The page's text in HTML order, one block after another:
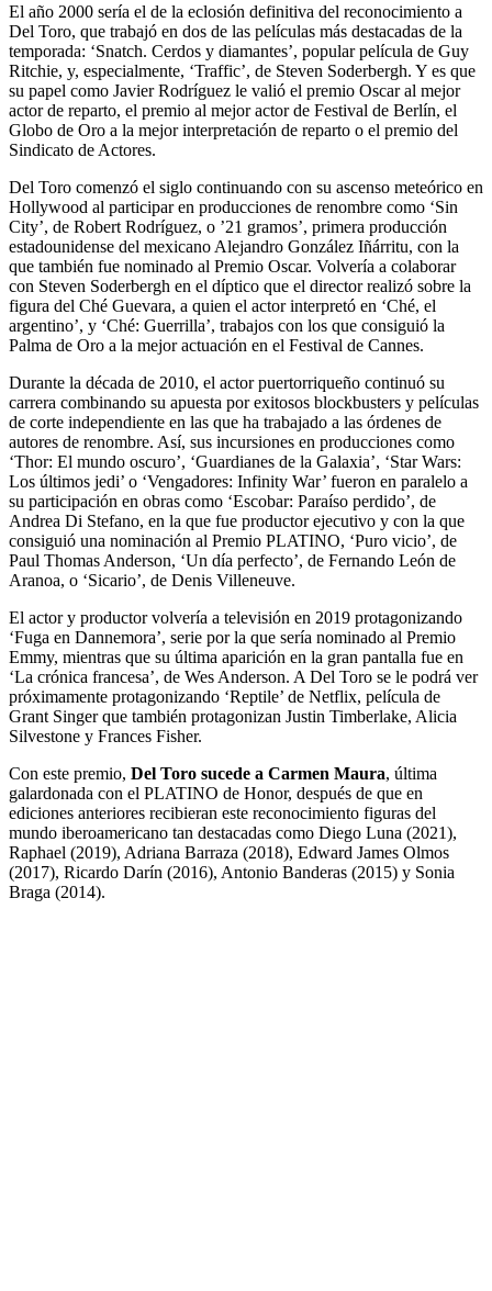
El año 2000 sería el de la eclosión definitiva del reconocimiento a
Del Toro, que trabajó en dos de las películas más destacadas de la
temporada: ‘Snatch. Cerdos y diamantes’, popular película de Guy
Ritchie, y, especialmente, ‘Traffic’, de Steven Soderbergh. Y es que
su papel como Javier Rodríguez le valió el premio Oscar al mejor
actor de reparto, el premio al mejor actor de Festival de Berlín, el
Globo de Oro a la mejor interpretación de reparto o el premio del
Sindicato de Actores.
Del Toro comenzó el siglo continuando con su ascenso meteórico en
Hollywood al participar en producciones de renombre como ‘Sin
City’, de Robert Rodríguez, o ’21 gramos’, primera producción
estadounidense del mexicano Alejandro González Iñárritu, con la
que también fue nominado al Premio Oscar. Volvería a colaborar
con Steven Soderbergh en el díptico que el director realizó sobre la
figura del Ché Guevara, a quien el actor interpretó en ‘Ché, el
argentino’, y ‘Ché: Guerrilla’, trabajos con los que consiguió la
Palma de Oro a la mejor actuación en el Festival de Cannes.
Durante la década de 2010, el actor puertorriqueño continuó su
carrera combinando su apuesta por exitosos blockbusters y películas
de corte independiente en las que ha trabajado a las órdenes de
autores de renombre. Así, sus incursiones en producciones como
‘Thor: El mundo oscuro’, ‘Guardianes de la Galaxia’, ‘Star Wars:
Los últimos jedi’ o ‘Vengadores: Infinity War’ fueron en paralelo a
su participación en obras como ‘Escobar: Paraíso perdido’, de
Andrea Di Stefano, en la que fue productor ejecutivo y con la que
consiguió una nominación al Premio PLATINO, ‘Puro vicio’, de
Paul Thomas Anderson, ‘Un día perfecto’, de Fernando León de
Aranoa, o ‘Sicario’, de Denis Villeneuve.
El actor y productor volvería a televisión en 2019 protagonizando
‘Fuga en Dannemora’, serie por la que sería nominado al Premio
Emmy, mientras que su última aparición en la gran pantalla fue en
‘La crónica francesa’, de Wes Anderson. A Del Toro se le podrá ver
próximamente protagonizando ‘Reptile’ de Netflix, película de
Grant Singer que también protagonizan Justin Timberlake, Alicia
Silvestone y Frances Fisher.
Con este premio, Del Toro sucede a Carmen Maura, última
galardonada con el PLATINO de Honor, después de que en
ediciones anteriores recibieran este reconocimiento figuras del
mundo iberoamericano tan destacadas como Diego Luna (2021),
Raphael (2019), Adriana Barraza (2018), Edward James Olmos
(2017), Ricardo Darín (2016), Antonio Banderas (2015) y Sonia
Braga (2014).